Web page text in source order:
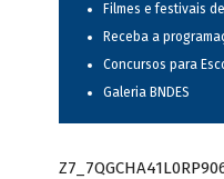
Filmes e festivais
Receba a
Concursos para
Galeria BNDES